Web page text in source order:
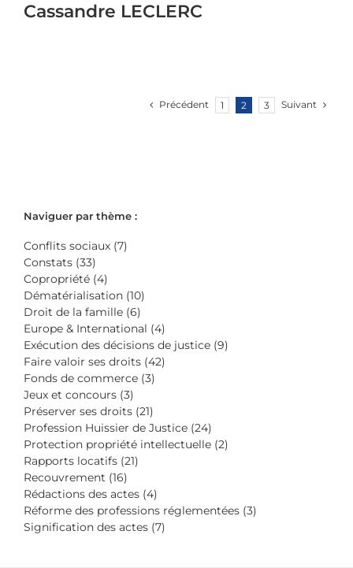
Cassandre LECLERC
Précédent 1 2 3 Suivant
Naviguer par thème :
Conflits sociaux (7)
Constats (33)
Copropriété (4)
Dématérialisation (10)
Droit de la famille (6)
Europe & International (4)
Exécution des décisions de justice (9)
Faire valoir ses droits (42)
Fonds de commerce (3)
Jeux et concours (3)
Préserver ses droits (21)
Profession Huissier de Justice (24)
Protection propriété intellectuelle (2)
Rapports locatifs (21)
Recouvrement (16)
Rédactions des actes (4)
Réforme des professions réglementées (3)
Signification des actes (7)